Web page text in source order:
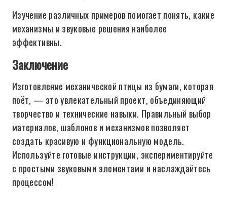
Изучение различных примеров помогает понять, какие
механизмы и звуковые решения наиболее
эффективны.
Заключение
Изготовление механической птицы из бумаги, которая
поёт, — это увлекательный проект, объединяющий
творчество и технические навыки. Правильный выбор
материалов, шаблонов и механизмов позволяет
создать красивую и функциональную модель.
Используйте готовые инструкции, экспериментируйте
с простыми звуковыми элементами и наслаждайтесь
процессом!